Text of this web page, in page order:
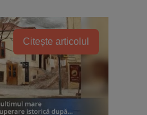
Citește articolul